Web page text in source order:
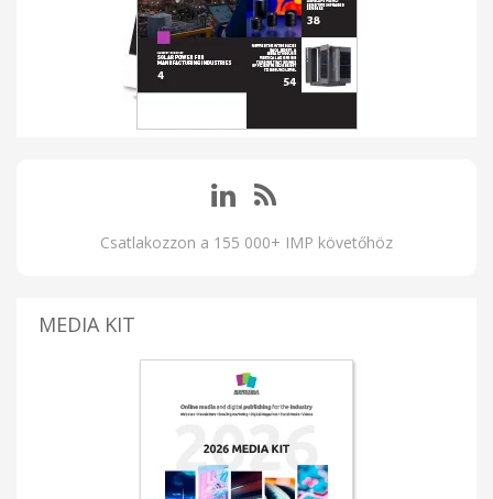
Csatlakozzon a 155 000+ IMP követőhöz
MEDIA KIT